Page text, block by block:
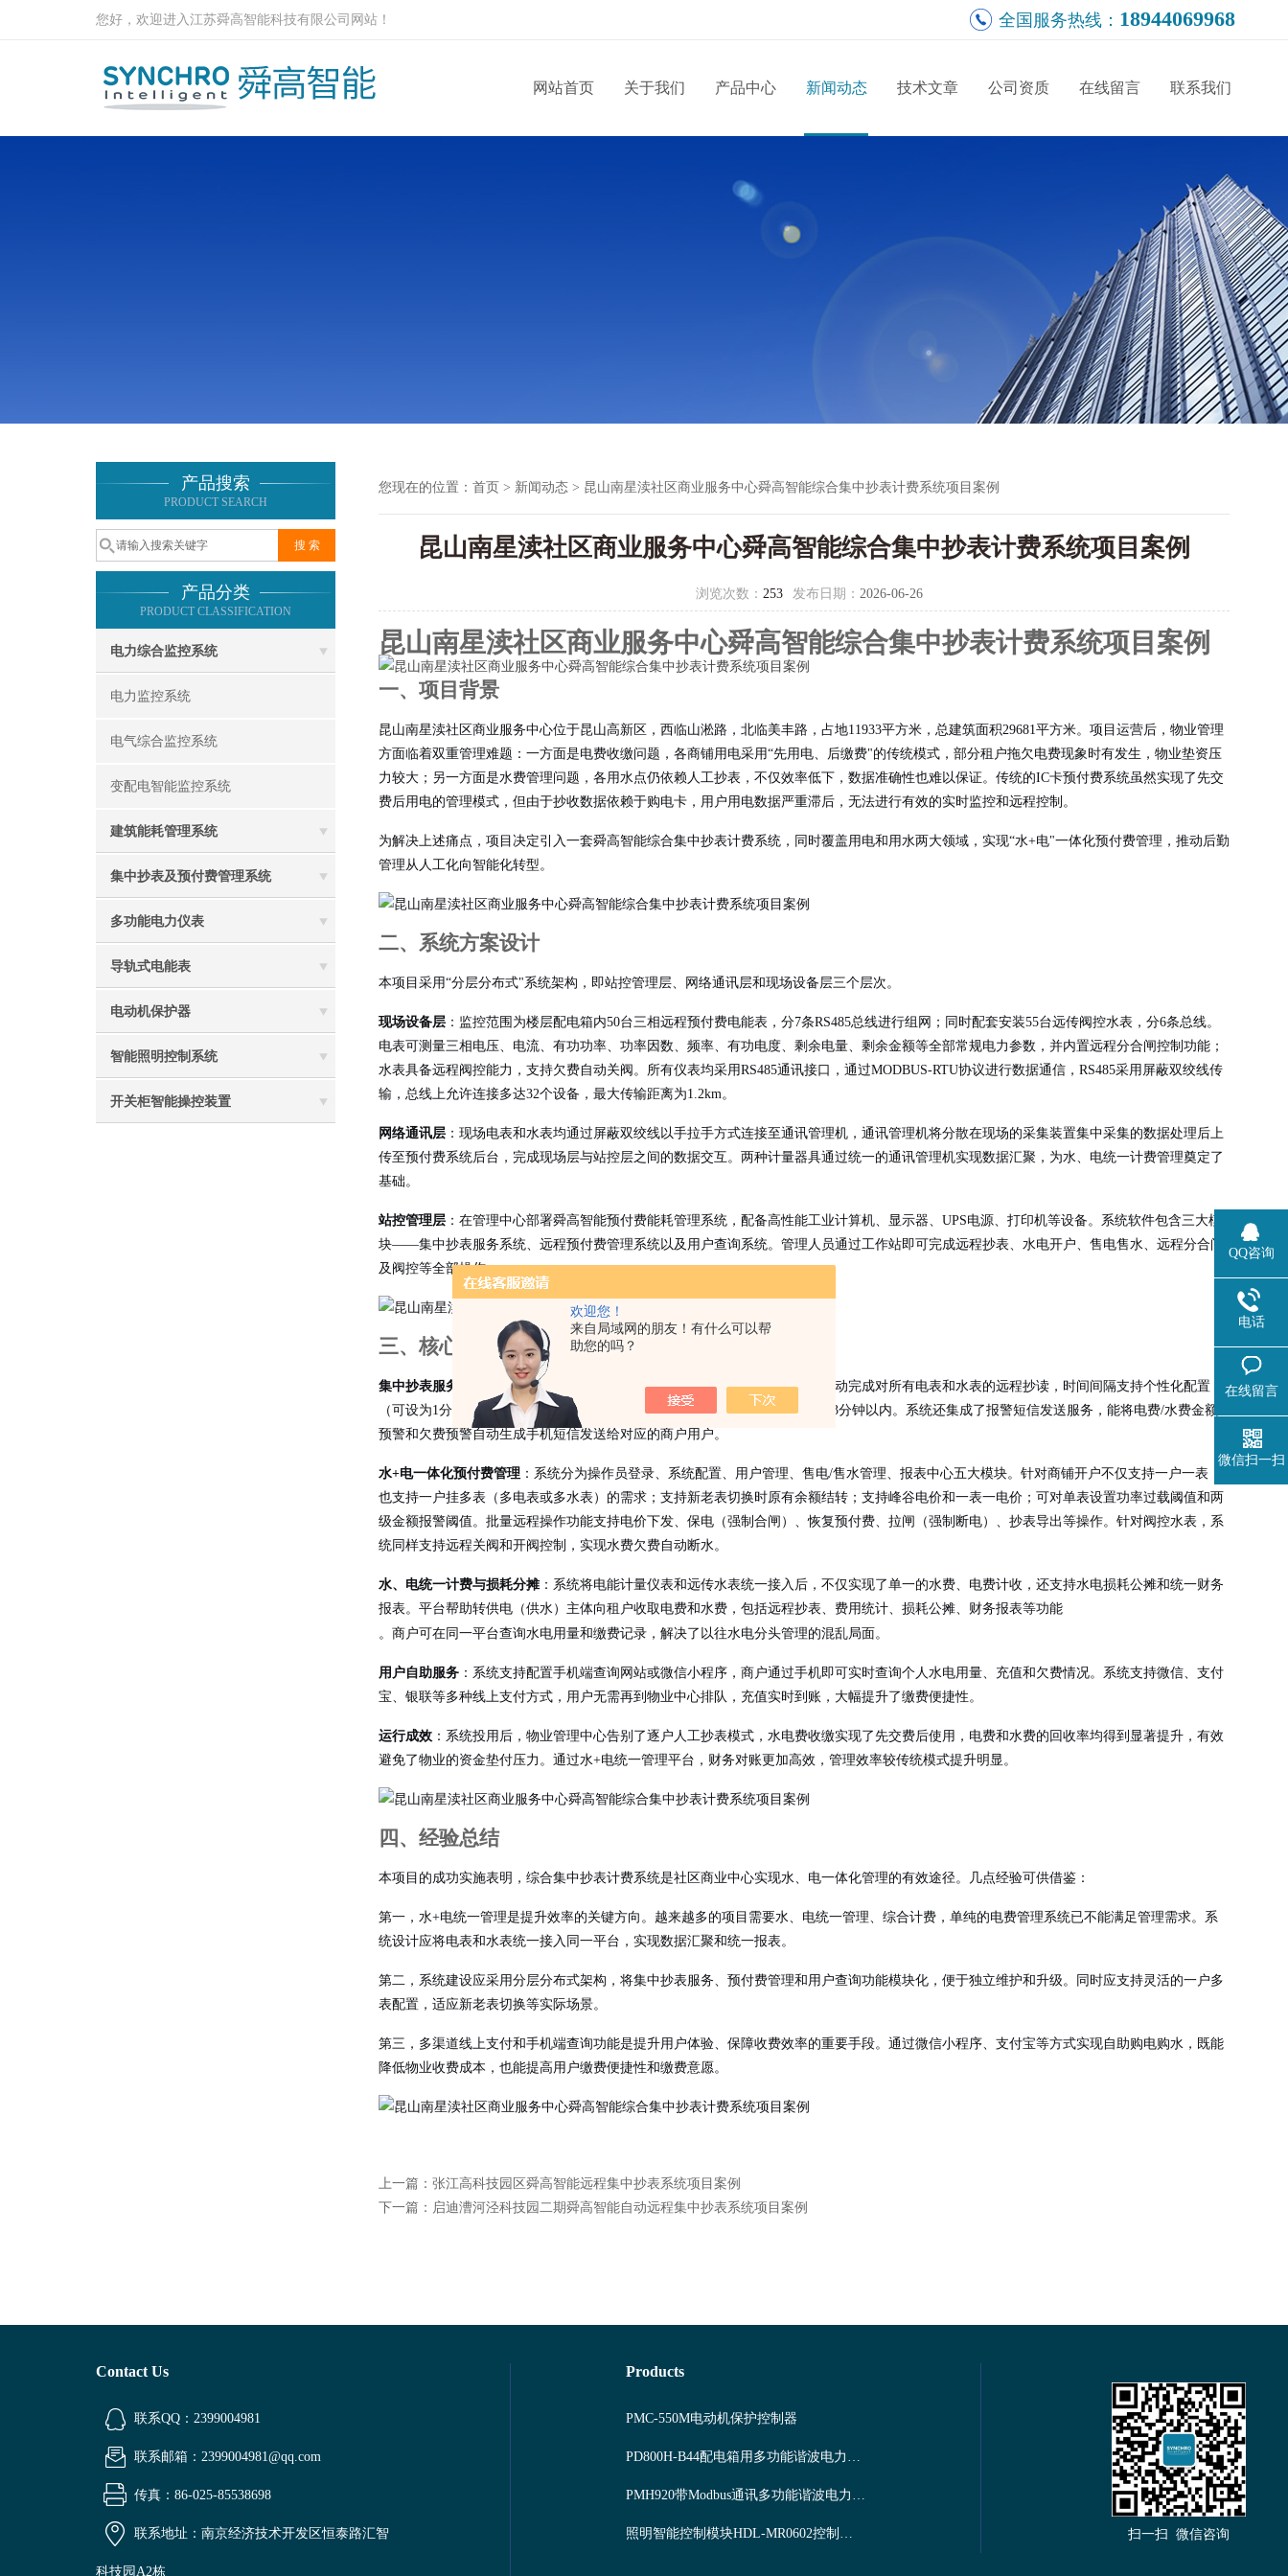
欢迎您！
来自局域网的朋友！有什么可以帮
助您的吗？
您好，欢迎进入江苏舜高智能科技有限公司网站！ 全国服务热线： 18944069968
网站首页 关于我们 产品中心 新闻动态 技术文章 公司资质 在线留言 联系我们
产品搜索
PRODUCT SEARCH
产品分类
PRODUCT CLASSIFICATION
电力综合监控系统
电力监控系统
电气综合监控系统
变配电智能监控系统
建筑能耗管理系统
集中抄表及预付费管理系统
多功能电力仪表
导轨式电能表
电动机保护器
智能照明控制系统
开关柜智能操控装置
您现在的位置： 首页 > 新闻动态 > 昆山南星渎社区商业服务中心舜高智能综合集中抄表计费系统项目案例
昆山南星渎社区商业服务中心舜高智能综合集中抄表计费系统项目案例
浏览次数： 253 发布日期： 2026-06-26
昆山南星渎社区商业服务中心舜高智能综合集中抄表计费系统项目案例
一、项目背景
昆山南星渎社区商业服务中心位于昆山高新区，西临山淞路，北临美丰路，占地11933平方米，总建筑面积29681平方米。项目运营后，物业管理
方面临着双重管理难题：一方面是电费收缴问题，各商铺用电采用“先用电、后缴费"的传统模式，部分租户拖欠电费现象时有发生，物业垫资压
力较大；另一方面是水费管理问题，各用水点仍依赖人工抄表，不仅效率低下，数据准确性也难以保证。传统的IC卡预付费系统虽然实现了先交
费后用电的管理模式，但由于抄收数据依赖于购电卡，用户用电数据严重滞后，无法进行有效的实时监控和远程控制。
为解决上述痛点，项目决定引入一套舜高智能综合集中抄表计费系统，同时覆盖用电和用水两大领域，实现“水+电"一体化预付费管理，推动后勤
管理从人工化向智能化转型。
二、系统方案设计
本项目采用“分层分布式"系统架构，即站控管理层、网络通讯层和现场设备层三个层次。
现场设备层 ：监控范围为楼层配电箱内50台三相远程预付费电能表，分7条RS485总线进行组网；同时配套安装55台远传阀控水表，分6条总线。
电表可测量三相电压、电流、有功功率、功率因数、频率、有功电度、剩余电量、剩余金额等全部常规电力参数，并内置远程分合闸控制功能；
水表具备远程阀控能力，支持欠费自动关阀。所有仪表均采用RS485通讯接口，通过MODBUS-RTU协议进行数据通信，RS485采用屏蔽双绞线传
输，总线上允许连接多达32个设备，最大传输距离为1.2km。
网络通讯层 ：现场电表和水表均通过屏蔽双绞线以手拉手方式连接至通讯管理机，通讯管理机将分散在现场的采集装置集中采集的数据处理后上
传至预付费系统后台，完成现场层与站控层之间的数据交互。两种计量器具通过统一的通讯管理机实现数据汇聚，为水、电统一计费管理奠定了
基础。
站控管理层 ：在管理中心部署舜高智能预付费能耗管理系统，配备高性能工业计算机、显示器、UPS电源、打印机等设备。系统软件包含三大模
块——集中抄表服务系统、远程预付费管理系统以及用户查询系统。管理人员通过工作站即可完成远程抄表、水电开户、售电售水、远程分合闸
及阀控等全部操作。
三、核心功能与运行成效
集中抄表服务系统
：系统内置常年运行的集中抄表服务程序，默认每30分钟自动完成对所有电表和水表的远程抄读，时间间隔支持个性化配置
（可设为1分钟/次）。抄表数据实时更新至数据库，电表状态实时性可精确到3分钟以内。系统还集成了报警短信发送服务，能将电费/水费金额
预警和欠费预警自动生成手机短信发送给对应的商户用户。
水+电一体化预付费管理 ：系统分为操作员登录、系统配置、用户管理、售电/售水管理、报表中心五大模块。针对商铺开户不仅支持一户一表，
也支持一户挂多表（多电表或多水表）的需求；支持新老表切换时原有余额结转；支持峰谷电价和一表一电价；可对单表设置功率过载阈值和两
级金额报警阈值。批量远程操作功能支持电价下发、保电（强制合闸）、恢复预付费、拉闸（强制断电）、抄表导出等操作。针对阀控水表，系
统同样支持远程关阀和开阀控制，实现水费欠费自动断水。
水、电统一计费与损耗分摊 ：系统将电能计量仪表和远传水表统一接入后，不仅实现了单一的水费、电费计收，还支持水电损耗公摊和统一财务
报表。平台帮助转供电（供水）主体向租户收取电费和水费，包括远程抄表、费用统计、损耗公摊、财务报表等功能
。商户可在同一平台查询水电用量和缴费记录，解决了以往水电分头管理的混乱局面。
用户自助服务 ：系统支持配置手机端查询网站或微信小程序，商户通过手机即可实时查询个人水电用量、充值和欠费情况。系统支持微信、支付
宝、银联等多种线上支付方式，用户无需再到物业中心排队，充值实时到账，大幅提升了缴费便捷性。
运行成效 ：系统投用后，物业管理中心告别了逐户人工抄表模式，水电费收缴实现了先交费后使用，电费和水费的回收率均得到显著提升，有效
避免了物业的资金垫付压力。通过水+电统一管理平台，财务对账更加高效，管理效率较传统模式提升明显。
四、经验总结
本项目的成功实施表明，综合集中抄表计费系统是社区商业中心实现水、电一体化管理的有效途径。几点经验可供借鉴：
第一，水+电统一管理是提升效率的关键方向。越来越多的项目需要水、电统一管理、综合计费，单纯的电费管理系统已不能满足管理需求。系
统设计应将电表和水表统一接入同一平台，实现数据汇聚和统一报表。
第二，系统建设应采用分层分布式架构，将集中抄表服务、预付费管理和用户查询功能模块化，便于独立维护和升级。同时应支持灵活的一户多
表配置，适应新老表切换等实际场景。
第三，多渠道线上支付和手机端查询功能是提升用户体验、保障收费效率的重要手段。通过微信小程序、支付宝等方式实现自助购电购水，既能
降低物业收费成本，也能提高用户缴费便捷性和缴费意愿。
上一篇： 张江高科技园区舜高智能远程集中抄表系统项目案例
下一篇： 启迪漕河泾科技园二期舜高智能自动远程集中抄表系统项目案例
Contact Us
联系QQ：2399004981
联系邮箱：2399004981@qq.com
传真：86-025-85538698
联系地址：南京经济技术开发区恒泰路汇智
科技园A2栋
Products
PMC-550M电动机保护控制器
PD800H-B44配电箱用多功能谐波电力仪表
PMH920带Modbus通讯多功能谐波电力仪表
照明智能控制模块HDL-MR0602控制系统 扫一扫 微信咨询
QQ咨询
电话
在线留言
微信扫一扫